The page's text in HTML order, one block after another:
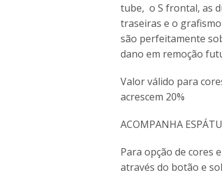
tube, o S frontal, as
traseiras e o
são perfeitamente
dano em remoção
Valor válido para
acrescem 20%
ACOMPANHA
Para opção de cores
através do botão e